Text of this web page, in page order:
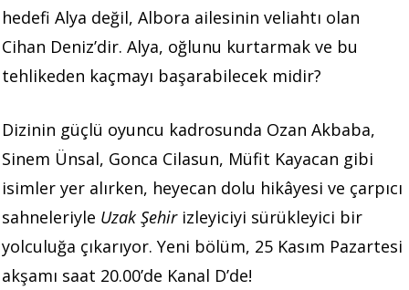
hedefi Alya değil, Albora ailesinin veliahtı olan
Cihan Deniz’dir. Alya, oğlunu kurtarmak ve bu
tehlikeden kaçmayı başarabilecek midir?
Dizinin güçlü oyuncu kadrosunda Ozan Akbaba,
Sinem Ünsal, Gonca Cilasun, Müfit Kayacan gibi
isimler yer alırken, heyecan dolu hikâyesi ve çarpıcı
sahneleriyle Uzak Şehirizleyiciyi sürükleyici bir
yolculuğa çıkarıyor. Yeni bölüm, 25 Kasım Pazartesi
akşamı saat 20.00’de Kanal D’de!